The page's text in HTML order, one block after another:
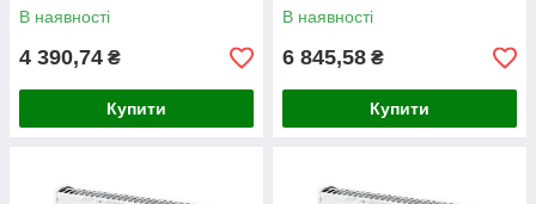
В наявності
4 390,74 ₴
Купити
В наявності
6 845,58 ₴
Купити